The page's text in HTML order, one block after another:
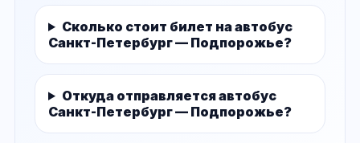
Сколько стоит билет на автобус
Санкт-Петербург — Подпорожье?
Откуда отправляется автобус
Санкт-Петербург — Подпорожье?